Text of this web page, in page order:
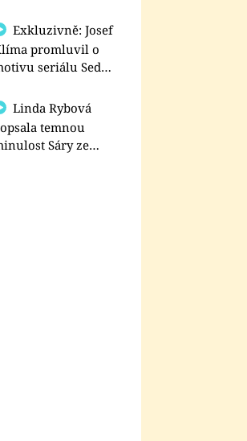
Exkluzivně: Josef
promluvil o
seriálu Sedm
Linda Rybová
temnou
Sáry ze